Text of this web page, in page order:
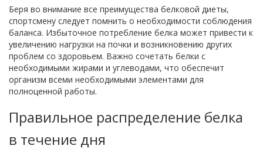
Беря во внимание все преимущества белковой диеты,
спортсмену следует помнить о необходимости соблюдения
баланса. Избыточное потребление белка может привести к
увеличению нагрузки на почки и возникновению других
проблем со здоровьем. Важно сочетать белки с
необходимыми жирами и углеводами, что обеспечит
организм всеми необходимыми элементами для
полноценной работы.
Правильное распределение белка
в течение дня